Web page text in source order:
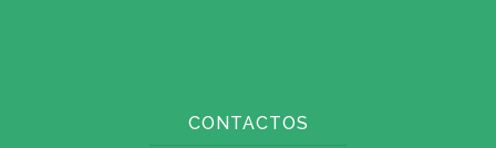
CONTACTOS